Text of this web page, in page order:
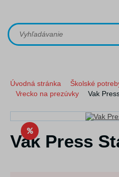
Úvodná stránka Školské
Vrecko na prezúvky
Vak
Vak Press